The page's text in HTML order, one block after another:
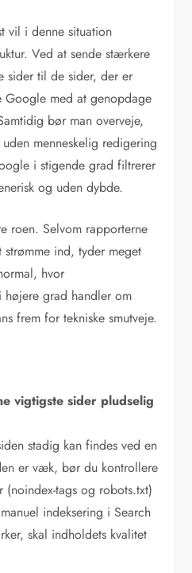
vil i denne situation
Ved at sende stærkere
sider til de sider, der er
med at genopdage
bør man overveje,
menneskelig redigering
i stigende grad filtrerer
og uden dybde.
roen. Selvom rapporterne
ind, tyder meget
hvor
højere grad handler om
frem for tekniske smutveje.
vigtigste sider pludselig
stadig kan findes ved en
er væk, bør du kontrollere
tags og robots.txt)
indeksering i Search
skal indholdets kvalitet